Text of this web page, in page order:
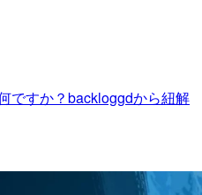
ですか？backloggdから紐解